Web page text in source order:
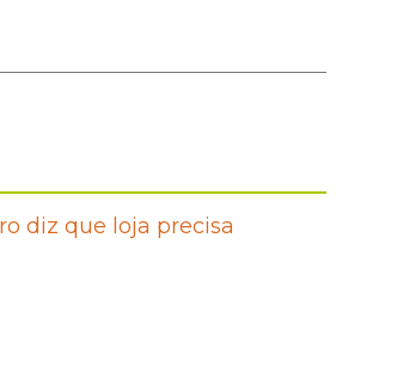
diz que loja precisa